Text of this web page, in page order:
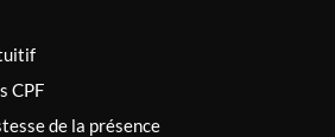
CPF
de la présence